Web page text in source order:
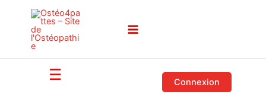
contenu
☰ Connexion